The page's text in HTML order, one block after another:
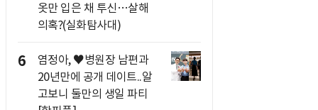
옷만 입은 채 투신…살해
의혹?(실화탐사대)
6
염정아, ♥병원장 남편과
20년만에 공개 데이트..알
고보니 둘만의 생일 파티